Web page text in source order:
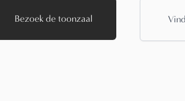
Bezoek de toonzaal